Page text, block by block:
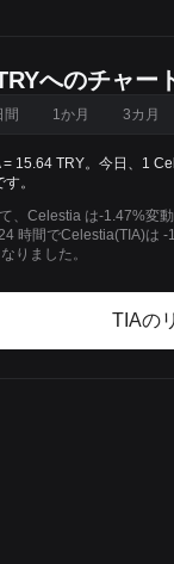
へのチャー
間 1か月 3カ月
= 15.64 TRY。今日、1
。
、Celestia は-1.47%変
時間でCelestia(TIA)は
りました。
TIAの